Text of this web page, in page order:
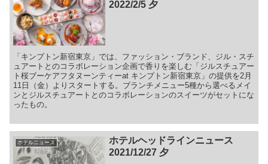
2022/2/5 夕
「キンプトン新宿東京」では、ファッション・ブランド、ジル・スチ
ュアートとのコラボレーション企画で香りを楽しむ「ジルスチュアー
ト桜ブーケアフタヌーンティーat キンプトン新宿東京」の提供を2月
11日（金）よりスタートする。ブランチメニュー5種から選べるメイ
ンとジルスチュアートとのコラボレーションのスイーツがセットにな
ったもの。
ホテルニュース
ホテルヘッドラインニュース
2021/12/27 夕